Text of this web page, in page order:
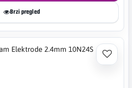
Brzi pregled